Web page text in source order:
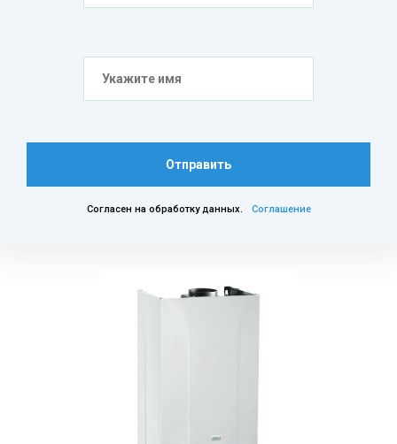
Отправить
Согласен на обработку данных. Соглашение